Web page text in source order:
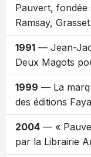
Pauvert,
Ramsay,
1991 — Jean-
Deux Magots
1999 — La
des éditions
2004 — «
par la Librairie